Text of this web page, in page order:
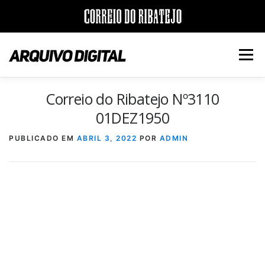
para
conteúdo
Menu
JORNAIS DÉCADAS
VERSÃO PDF E IMPRESSÃO
Correio do Ribatejo Nº3110
01DEZ1950
PUBLICADO EM ABRIL 3, 2022 POR ADMIN